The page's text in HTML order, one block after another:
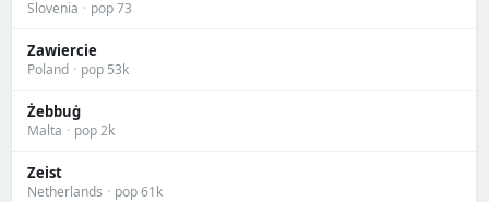
Slovenia · pop 73
Zawiercie
Poland · pop 53k
Żebbuġ
Malta · pop 2k
Zeist
Netherlands · pop 61k